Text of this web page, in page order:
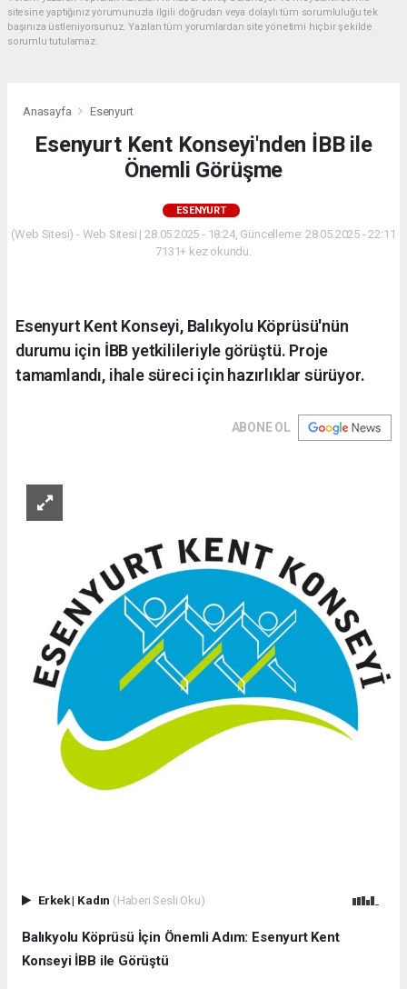
sitesine yaptığınız yorumunuzla ilgili doğrudan veya dolaylı tüm sorumluluğu tek
başınıza üstleniyorsunuz. Yazılan tüm yorumlardan site yönetimi hiçbir şekilde
sorumlu tutulamaz.
Anasayfa Esenyurt
Esenyurt Kent Konseyi'nden İBB ile
Önemli Görüşme
ESENYURT
(Web Sitesi) - Web Sitesi | 28.05.2025 - 18:24, Güncelleme: 28.05.2025 - 22:11
7131+ kez okundu.
Esenyurt Kent Konseyi, Balıkyolu Köprüsü'nün
durumu için İBB yetkilileriyle görüştü. Proje
tamamlandı, ihale süreci için hazırlıklar sürüyor.
ABONE OL
Erkek| Kadın (Haberi Sesli Oku)
Balıkyolu Köprüsü İçin Önemli Adım: Esenyurt Kent
Konseyi İBB ile Görüştü